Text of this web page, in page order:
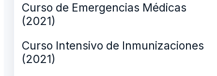
Curso de Emergencias Médicas
(2021)
Curso Intensivo de Inmunizaciones
(2021)